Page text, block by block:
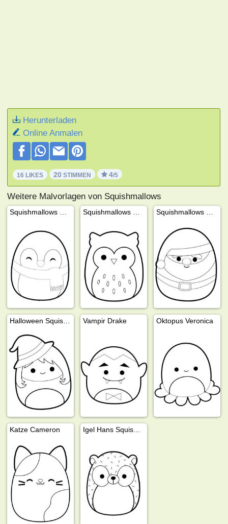
Herunterladen
Online Anmalen
16 LIKES 20 STIMMEN 4/5
Weitere Malvorlagen von Squishmallows
Vampir Drake Oktopus Veronica
Katze Cameron